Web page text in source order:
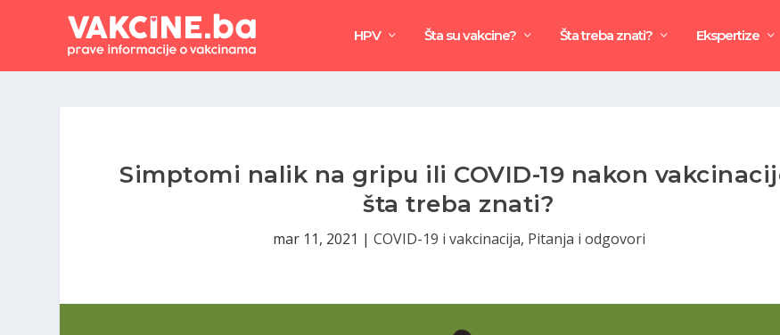
HPV Šta su vakcine? Šta treba znati? Ekspertize
Simptomi nalik na gripu ili COVID-19 nakon
šta treba znati?
mar 11, 2021 | COVID-19 i vakcinacija, Pitanja i odgovori